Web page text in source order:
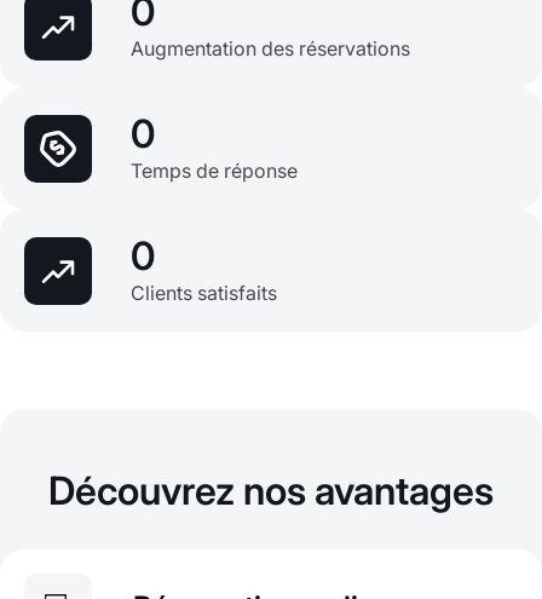
0
Augmentation des réservations
0
Temps de réponse
0
Clients satisfaits
Découvrez nos avantages